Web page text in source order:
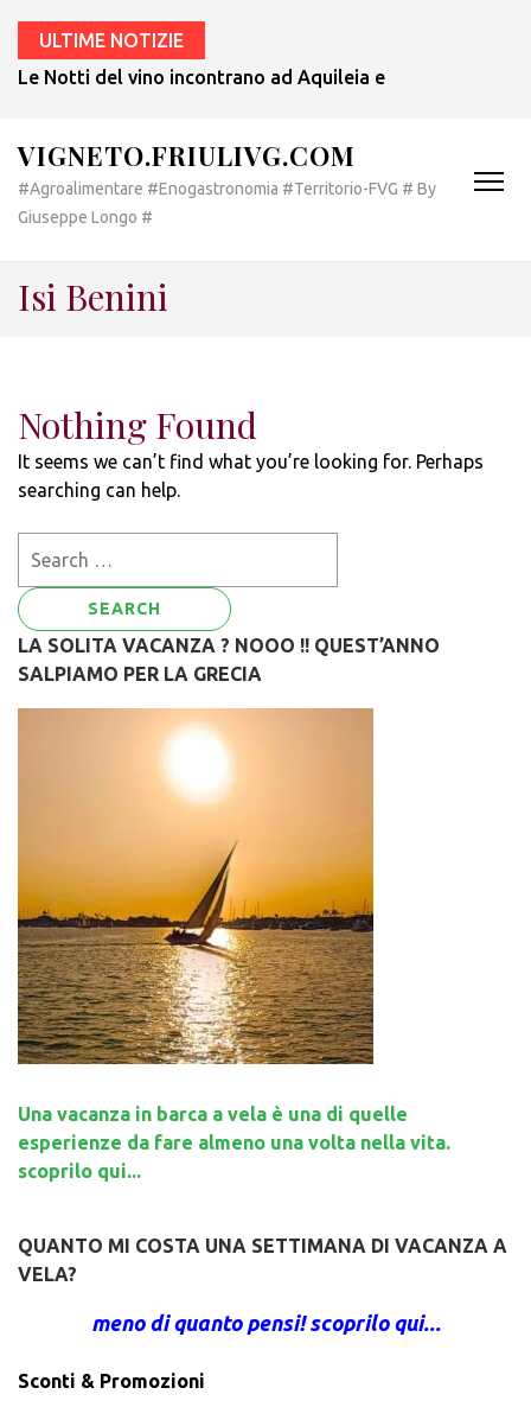
ULTIME NOTIZIE
Le Notti del vino incontrano ad Aquileia e a Bertiolo lo
VIGNETO.FRIULIVG.COM
#Agroalimentare #Enogastronomia #Territorio-FVG # By
Giuseppe Longo #
Isi Benini
Nothing Found
It seems we can’t find what you’re looking for. Perhaps
searching can help.
LA SOLITA VACANZA ? NOOO !! QUEST’ANNO
SALPIAMO PER LA GRECIA
Una vacanza in barca a vela è una di quelle
esperienze da fare almeno una volta nella vita.
scoprilo qui...
QUANTO MI COSTA UNA SETTIMANA DI VACANZA A
VELA?
meno di quanto pensi! scoprilo qui...
Sconti & Promozioni